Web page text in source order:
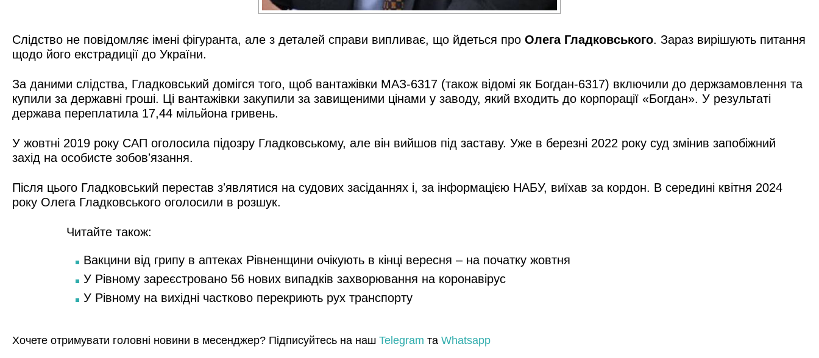
Слідство не повідомляє імені фігуранта, але з деталей справи випливає, що йдеться про Олега Гладковського. Зараз вирішують питання
щодо його екстрадиції до України.
За даними слідства, Гладковський домігся того, щоб вантажівки МАЗ-6317 (також відомі як Богдан-6317) включили до держзамовлення та
купили за державні гроші. Ці вантажівки закупили за завищеними цінами у заводу, який входить до корпорації «Богдан». У результаті
держава переплатила 17,44 мільйона гривень.
У жовтні 2019 року САП оголосила підозру Гладковському, але він вийшов під заставу. Уже в березні 2022 року суд змінив запобіжний
захід на особисте зобовʼязання.
Після цього Гладковський перестав зʼявлятися на судових засіданнях і, за інформацією НАБУ, виїхав за кордон. В середині квітня 2024
року Олега Гладковського оголосили в розшук.
Читайте також:
Вакцини від грипу в аптеках Рівненщини очікують в кінці вересня – на початку жовтня
У Рівному зареєстровано 56 нових випадків захворювання на коронавірус
У Рівному на вихідні частково перекриють рух транспорту
Хочете отримувати головні новини в месенджер? Підписуйтесь на наш Telegram та Whatsapp